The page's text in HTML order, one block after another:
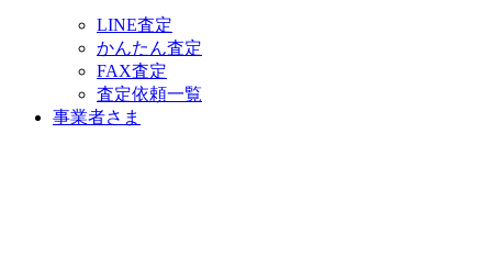
LINE査定
かんたん査定
FAX査定
査定依頼一覧
事業者さま